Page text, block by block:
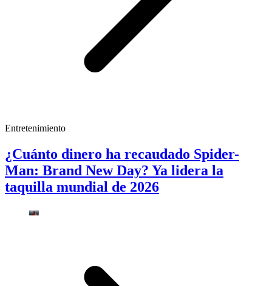
Entretenimiento
¿Cuánto dinero ha recaudado Spider-
Man: Brand New Day? Ya lidera la
taquilla mundial de 2026